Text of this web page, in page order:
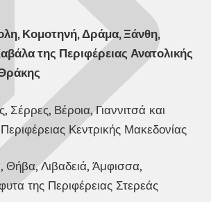
Κομοτηνή, Δράμα, Ξάνθη,
της Περιφέρειας Ανατολικής
Σέρρες, Βέροια, Γιαννιτσά και
Κεντρικής Μακεδονίας
Θήβα, Λιβαδειά, Άμφισσα,
της Περιφέρειας Στερεάς